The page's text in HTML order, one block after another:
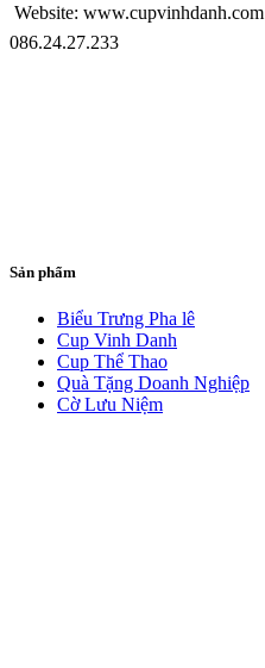
Website: www.cupvinhdanh.com
086.24.27.233
Sản phẩm
Biểu Trưng Pha lê
Cup Vinh Danh
Cup Thể Thao
Quà Tặng Doanh Nghiệp
Cờ Lưu Niệm